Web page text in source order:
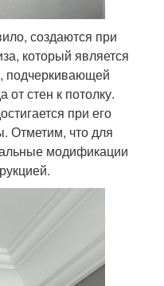
создаются при
который является
подчеркивающей
от стен к потолку.
при его
Отметим, что для
модификации